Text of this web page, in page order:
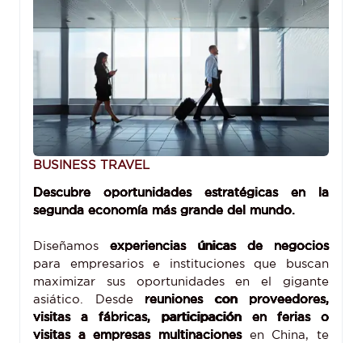
BUSINESS TRAVEL
Descubre oportunidades estratégicas en la
segunda economía más grande del mundo.
Diseñamosexperiencias únicas de negocios
para empresarios e instituciones que buscan
maximizar sus oportunidades en el gigante
asiático. Desde reuniones con proveedores,
visitas a fábricas, participación en ferias o
visitas a empresas multinacionesen China, te